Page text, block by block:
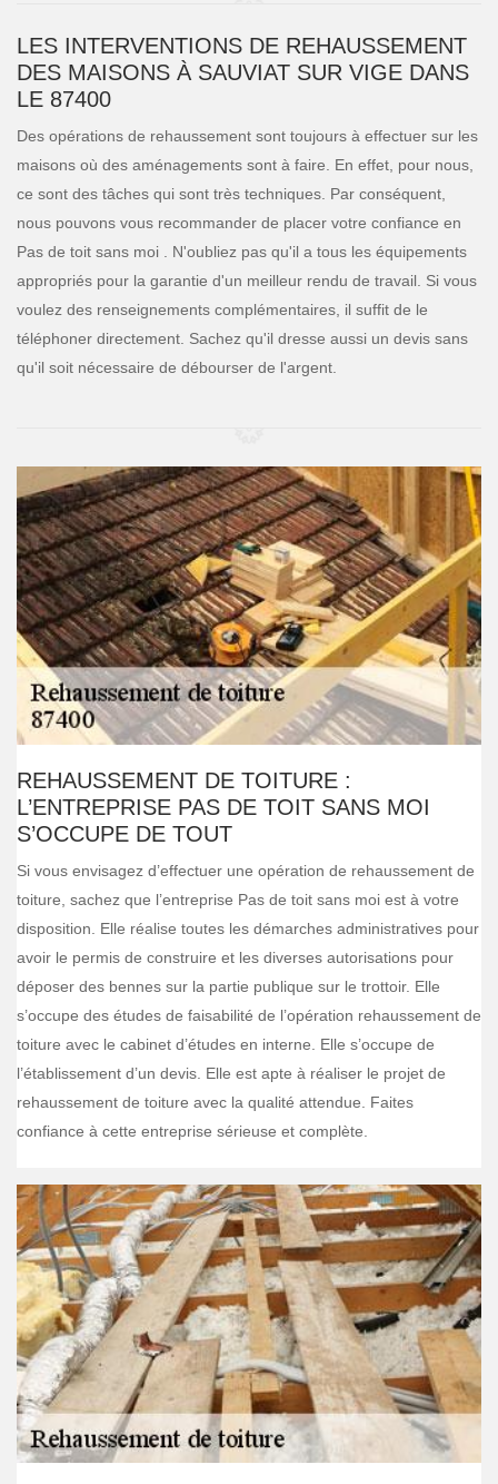
LES INTERVENTIONS DE REHAUSSEMENT
DES MAISONS À SAUVIAT SUR VIGE DANS
LE 87400
Des opérations de rehaussement sont toujours à effectuer sur les
maisons où des aménagements sont à faire. En effet, pour nous,
ce sont des tâches qui sont très techniques. Par conséquent,
nous pouvons vous recommander de placer votre confiance en
Pas de toit sans moi . N'oubliez pas qu'il a tous les équipements
appropriés pour la garantie d'un meilleur rendu de travail. Si vous
voulez des renseignements complémentaires, il suffit de le
téléphoner directement. Sachez qu'il dresse aussi un devis sans
qu'il soit nécessaire de débourser de l'argent.
REHAUSSEMENT DE TOITURE :
L’ENTREPRISE PAS DE TOIT SANS MOI
S’OCCUPE DE TOUT
Si vous envisagez d’effectuer une opération de rehaussement de
toiture, sachez que l’entreprise Pas de toit sans moi est à votre
disposition. Elle réalise toutes les démarches administratives pour
avoir le permis de construire et les diverses autorisations pour
déposer des bennes sur la partie publique sur le trottoir. Elle
s’occupe des études de faisabilité de l’opération rehaussement de
toiture avec le cabinet d’études en interne. Elle s’occupe de
l’établissement d’un devis. Elle est apte à réaliser le projet de
rehaussement de toiture avec la qualité attendue. Faites
confiance à cette entreprise sérieuse et complète.